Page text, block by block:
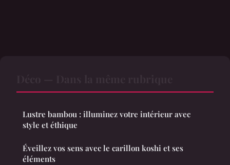
Lustre bambou : illuminez votre intérieur avec
style et éthique
Éveillez vos sens avec le carillon koshi et ses
éléments